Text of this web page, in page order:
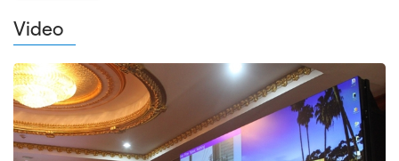
Video